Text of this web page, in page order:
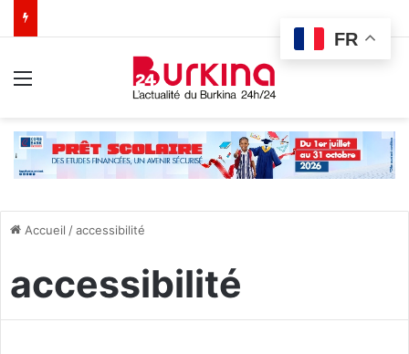
Accueil /accessibilité
accessibilité
FR